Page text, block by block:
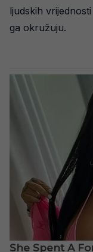
ljudskih
ga okružuju.